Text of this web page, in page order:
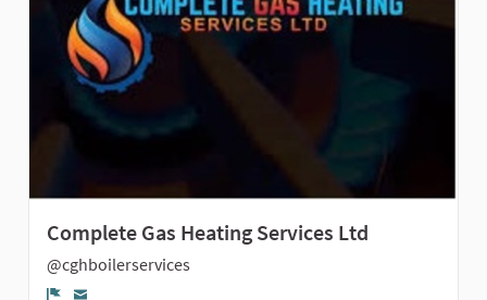
Grupos
Complete Gas Heating Services Ltd
@cghboilerservices